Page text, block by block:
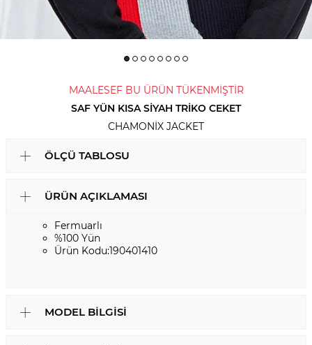
MAALESEF BU ÜRÜN TÜKENMİŞTİR
SAF YÜN KISA SIYAH TRIKO CEKET
CHAMONIX JACKET
ÖLÇÜ TABLOSU
ÜRÜN AÇIKLAMASI
Fermuarlı
%100 Yün
Ürün Kodu:190401410
MODEL BILGISI